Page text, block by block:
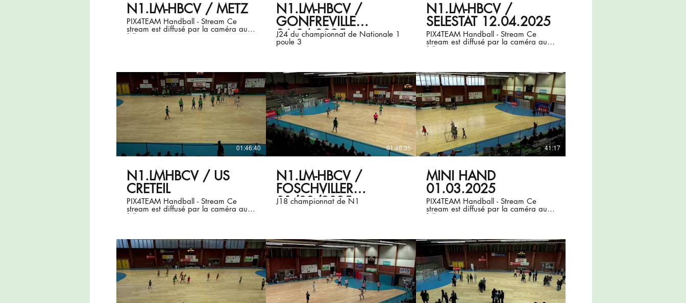
N1.LM-HBCV / METZ
PIX4TEAM Handball - Stream Ce
stream est diffusé par la caméra auto-
follow PIX4TEAM. (Firmware v4.9)
N1.LM-HBCV /
GONFREVILLE
26.04.2025
J24 du championnat de Nationale 1
poule 3
N1.LM-HBCV /
SELESTAT 12.04.2025
PIX4TEAM Handball - Stream Ce
stream est diffusé par la caméra auto-
follow PIX4TEAM. (Firmware v4.9)
01:46:40
N1.LMHBCV / US
CRETEIL
PIX4TEAM Handball - Stream Ce
stream est diffusé par la caméra auto-
follow PIX4TEAM. (Firmware v4.9)
01:46:35
N1.LM-HBCV /
FOSCHVILLER
01/03/2025
J18 championnat de N1
41:17
MINI HAND
01.03.2025
PIX4TEAM Handball - Stream Ce
stream est diffusé par la caméra auto-
follow PIX4TEAM. (Firmware v4.9)